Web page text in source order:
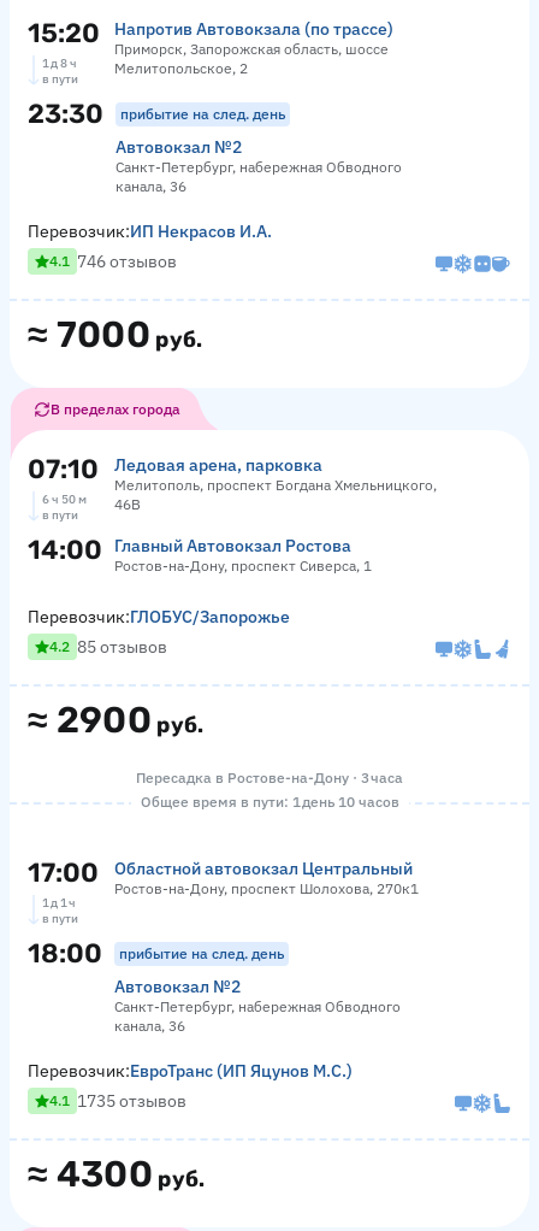
15:20 Напротив Автовокзала (по трассе)
Приморск, Запорожская область, шоссе
Мелитопольское, 2
1 д 8 ч
в пути
23:30 прибытие на след. день
Автовокзал №2
Санкт-Петербург, набережная Обводного
канала, 36
≈ 7000 руб.
Перевозчик:ИП Некрасов И.А.
4.1 746 отзывов
В пределах города
07:10 Ледовая арена, парковка
Мелитополь, проспект Богдана Хмельницкого,
46В
6 ч 50 м
в пути
14:00 Главный Автовокзал Ростова
Ростов-на-Дону, проспект Сиверса, 1
≈ 2900 руб.
Перевозчик:ГЛОБУС/Запорожье
4.2 85 отзывов
Пересадка в Ростове-на-Дону · 3 часа
Общее время в пути: 1 день 10 часов
17:00 Областной автовокзал Центральный
Ростов-на-Дону, проспект Шолохова, 270к1
1 д 1 ч
в пути
18:00 прибытие на след. день
Автовокзал №2
Санкт-Петербург, набережная Обводного
канала, 36
≈ 4300 руб.
Перевозчик:ЕвроТранс (ИП Яцунов М.С.)
4.1 1735 отзывов